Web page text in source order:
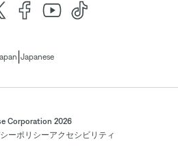
Japanese
Corporation 2026
ーポリシーアクセシビリティ